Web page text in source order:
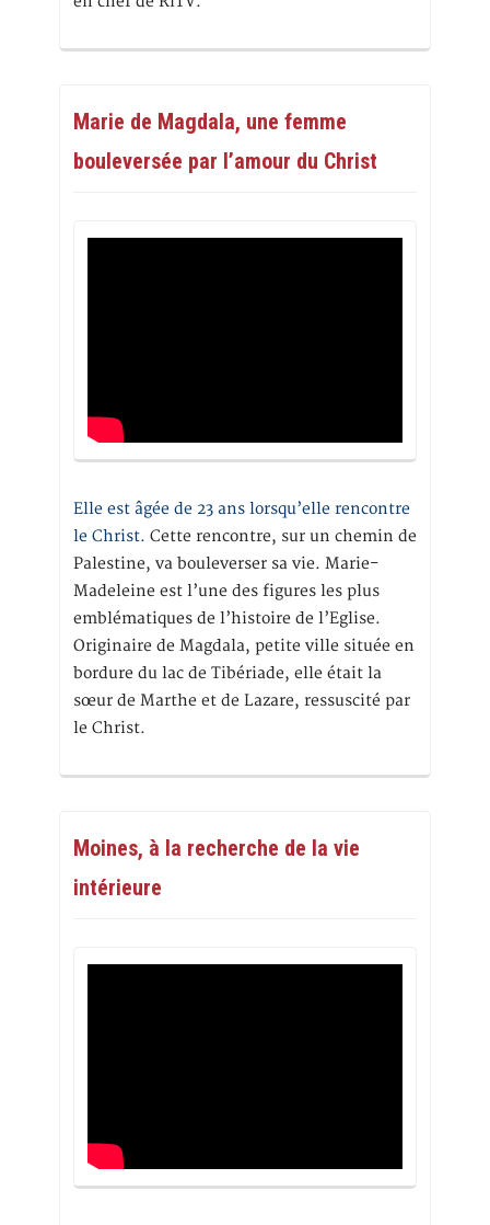
Marie de Magdala, une femme
bouleversée par l’amour du Christ
Elle est âgée de 23 ans lorsqu’elle rencontre
le Christ. Cette rencontre, sur un chemin de
Palestine, va bouleverser sa vie. Marie-
Madeleine est l’une des figures les plus
emblématiques de l’histoire de l’Eglise.
Originaire de Magdala, petite ville située en
bordure du lac de Tibériade, elle était la
sœur de Marthe et de Lazare, ressuscité par
le Christ.
Moines, à la recherche de la vie
intérieure